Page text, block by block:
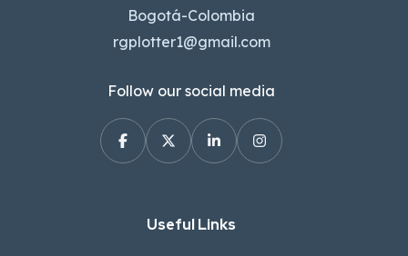
Bogotá-Colombia
rgplotter1@gmail.com
Follow our social media
Useful Links